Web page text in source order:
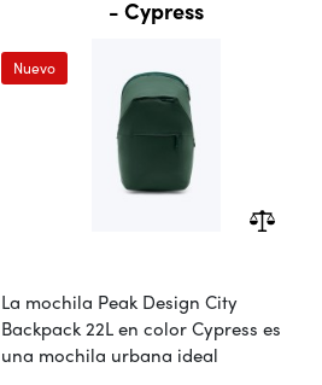
- Cypress
Nuevo
La mochila Peak Design City
Backpack 22L en color Cypress es
una mochila urbana ideal